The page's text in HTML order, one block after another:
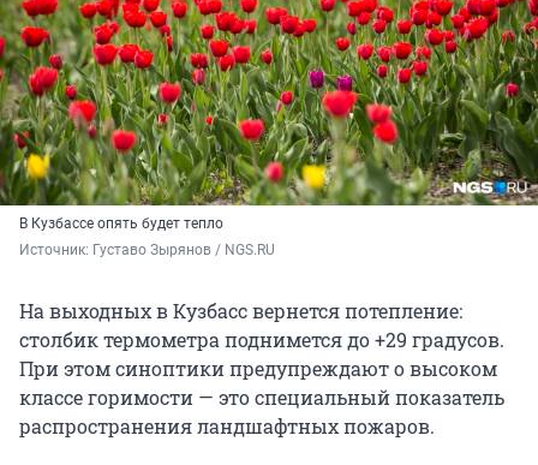
В Кузбассе опять будет тепло
Источник: Густаво Зырянов / NGS.RU
На выходных в Кузбасс вернется потепление:
столбик термометра поднимется до +29 градусов.
При этом синоптики предупреждают о высоком
классе горимости — это специальный показатель
распространения ландшафтных пожаров.